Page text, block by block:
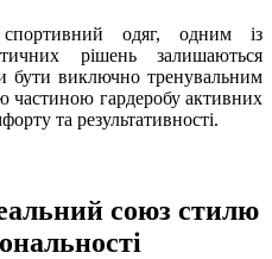
одяг, одним із
рішень залишаються
бути виключно тренувальним
частиною гардеробу активних
та результативності.
союз стилю